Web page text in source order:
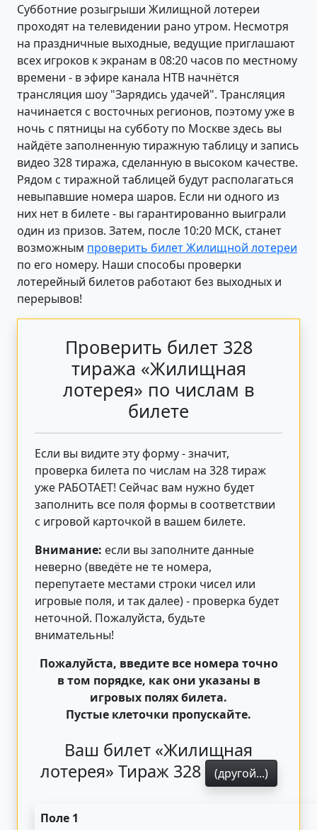
Субботние розыгрыши Жилищной лотереи
проходят на телевидении рано утром. Несмотря
на праздничные выходные, ведущие приглашают
всех игроков к экранам в 08:20 часов по местному
времени - в эфире канала НТВ начнётся
трансляция шоу "Зарядись удачей". Трансляция
начинается с восточных регионов, поэтому уже в
ночь с пятницы на субботу по Москве здесь вы
найдёте заполненную тиражную таблицу и запись
видео 328 тиража, сделанную в высоком качестве.
Рядом с тиражной таблицей будут располагаться
невыпавшие номера шаров. Если ни одного из
них нет в билете - вы гарантированно выиграли
один из призов. Затем, после 10:20 МСК, станет
возможным проверить билет Жилищной лотереи
по его номеру. Наши способы проверки
лотерейный билетов работают без выходных и
перерывов!
Проверить билет 328
тиража «Жилищная
лотерея» по числам в
билете
Если вы видите эту форму - значит,
проверка билета по числам на 328 тираж
уже РАБОТАЕТ! Сейчас вам нужно будет
заполнить все поля формы в соответствии
с игровой карточкой в вашем билете.
Внимание: если вы заполните данные
неверно (введёте не те номера,
перепутаете местами строки чисел или
игровые поля, и так далее) - проверка будет
неточной. Пожалуйста, будьте
внимательны!
Пожалуйста, введите все номера точно
в том порядке, как они указаны в
игровых полях билета.
Пустые клеточки пропускайте.
Ваш билет «Жилищная
лотерея» Тираж 328
(другой...)
Поле 1